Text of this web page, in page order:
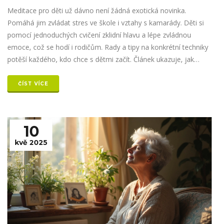
Meditace pro děti už dávno není žádná exotická novinka.
Pomáhá jim zvládat stres ve škole i vztahy s kamarády. Děti si
pomocí jednoduchých cvičení zklidní hlavu a lépe zvládnou
emoce, což se hodí i rodičům. Rady a tipy na konkrétní techniky
potěší každého, kdo chce s dětmi začít. Článek ukazuje, jak
ČÍST VÍCE
10
kvě 2025